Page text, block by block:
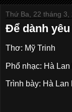
Thứ Ba, 22 tháng 3,
Để dành
Thơ: Mỹ Trinh
Phổ nhạc: Hà
Trình bày: Hà